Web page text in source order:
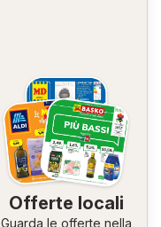
Offerte locali
Guarda le offerte nella